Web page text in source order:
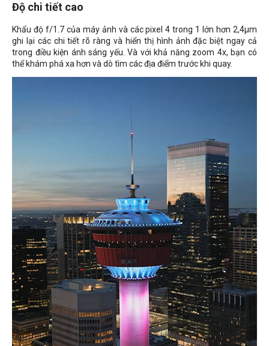
Độ chi tiết cao
Khẩu độ f/1.7 của máy ảnh và các pixel 4 trong 1 lớn hơn 2,4μm
ghi lại các chi tiết rõ ràng và hiển thị hình ảnh đặc biệt ngay cả
trong điều kiện ánh sáng yếu. Và với khả năng zoom 4x, bạn có
thể khám phá xa hơn và dò tìm các địa điểm trước khi quay.